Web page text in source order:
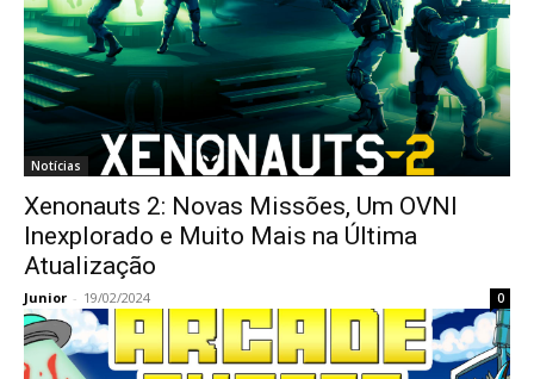
Notícias
Xenonauts 2: Novas Missões, Um OVNI
Inexplorado e Muito Mais na Última
Atualização
Junior - 19/02/2024 0